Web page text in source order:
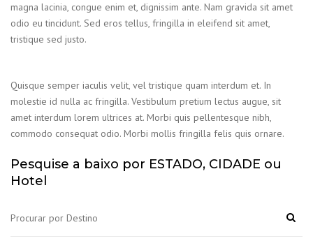
magna lacinia, congue enim et, dignissim ante. Nam gravida sit amet
odio eu tincidunt. Sed eros tellus, fringilla in eleifend sit amet,
tristique sed justo.
Quisque semper iaculis velit, vel tristique quam interdum et. In
molestie id nulla ac fringilla. Vestibulum pretium lectus augue, sit
amet interdum lorem ultrices at. Morbi quis pellentesque nibh,
commodo consequat odio. Morbi mollis fringilla felis quis ornare.
Pesquise a baixo por ESTADO, CIDADE ou
Hotel